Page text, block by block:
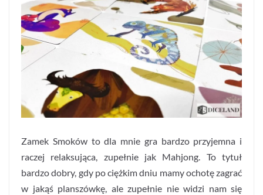
Zamek Smoków to dla mnie gra bardzo przyjemna i
raczej relaksująca, zupełnie jak Mahjong. To tytuł
bardzo dobry, gdy po ciężkim dniu mamy ochotę zagrać
w jakąś planszówkę, ale zupełnie nie widzi nam się